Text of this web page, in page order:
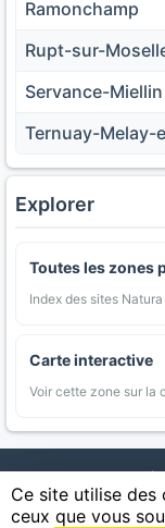
Ramonchamp
Rupt-sur-
Servance-Miellin
Ternuay-Melay-
Explorer
Toutes les zones
Index des sites
Carte interactive
Voir cette zone sur la
AgriMap —
Appellations |
Littoral | Espaces
Ce site utilise
ceux que vous